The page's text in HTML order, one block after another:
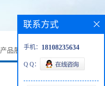
产品展厅 >107015-83-8
联系方式
手机： 18108235634
Q Q：